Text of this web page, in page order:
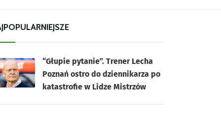
“Głupie pytanie”. Trener Lecha
Poznań ostro do dziennikarza po
katastrofie w Lidze Mistrzów